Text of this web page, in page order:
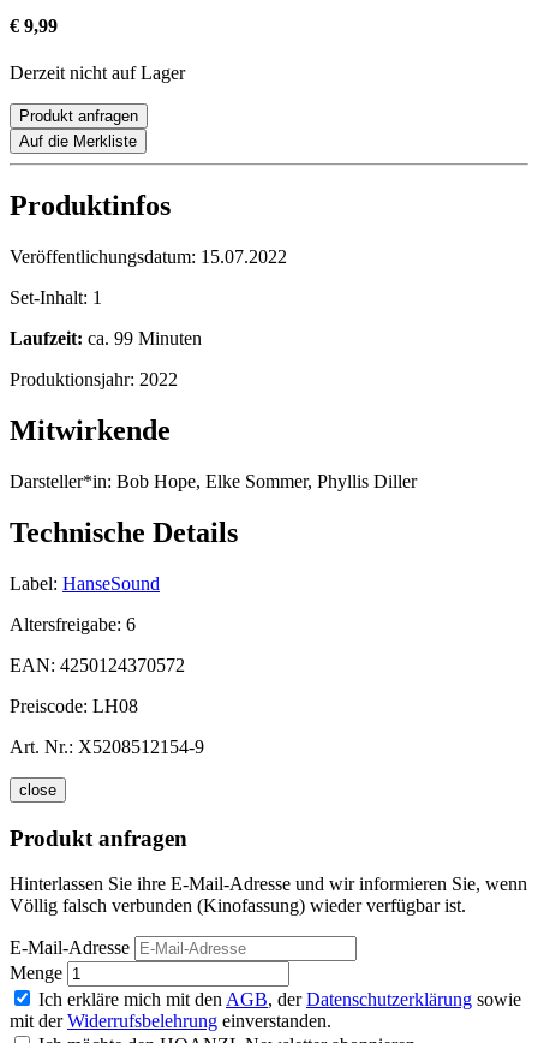
€ 9,99
Derzeit nicht auf Lager
Produkt anfragen
Auf die Merkliste
Produktinfos
Veröffentlichungsdatum: 15.07.2022
Set-Inhalt: 1
Laufzeit: ca. 99 Minuten
Produktionsjahr: 2022
Mitwirkende
Darsteller*in: Bob Hope, Elke Sommer, Phyllis Diller
Technische Details
Label: HanseSound
Altersfreigabe: 6
EAN: 4250124370572
Preiscode: LH08
Art. Nr.: X5208512154-9
close
Produkt anfragen
Hinterlassen Sie ihre E-Mail-Adresse und wir informieren Sie, wenn
Völlig falsch verbunden (Kinofassung) wieder verfügbar ist.
E-Mail-Adresse
Menge
Ich erkläre mich mit den AGB, derDatenschutzerklärung sowie
mit derWiderrufsbelehrung einverstanden.